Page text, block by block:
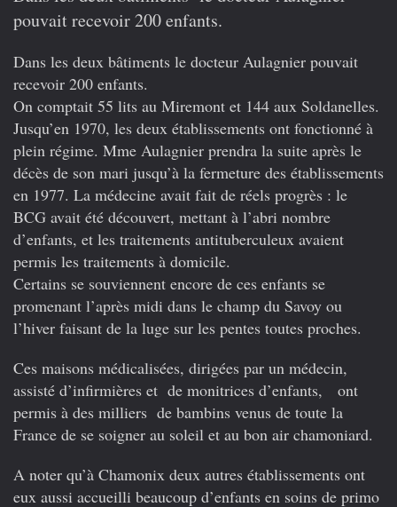
pouvait recevoir 200 enfants.
Dans les deux bâtiments le docteur Aulagnier pouvait
recevoir 200 enfants.
On comptait 55 lits au Miremont et 144 aux Soldanelles.
Jusqu’en 1970, les deux établissements ont fonctionné à
plein régime. Mme Aulagnier prendra la suite après le
décès de son mari jusqu’à la fermeture des établissements
en 1977. La médecine avait fait de réels progrès : le
BCG avait été découvert, mettant à l’abri nombre
d’enfants, et les traitements antituberculeux avaient
permis les traitements à domicile.
Certains se souviennent encore de ces enfants se
promenant l’après midi dans le champ du Savoy ou
l’hiver faisant de la luge sur les pentes toutes proches.
Ces maisons médicalisées, dirigées par un médecin,
assisté d’infirmières et de monitrices d’enfants, ont
permis à des milliers de bambins venus de toute la
France de se soigner au soleil et au bon air chamoniard.
A noter qu’à Chamonix deux autres établissements ont
eux aussi accueilli beaucoup d’enfants en soins de primo